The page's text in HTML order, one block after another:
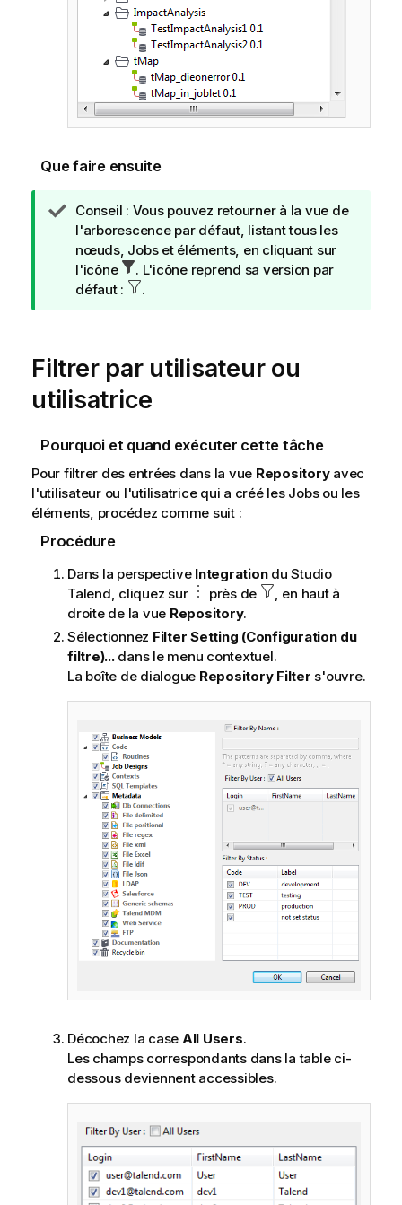
Que faire ensuite
N
o
t
e
I
r
a
i
o
n
s
Conseil : Vous pouvez retourner à la vue de
l'arborescence par défaut, listant tous les
nœuds, Jobs et éléments, en cliquant sur
l'icône
. L'icône reprend sa version par
défaut :
.
Filtrer par utilisateur ou
utilisatrice
Pourquoi et quand exécuter cette tâche
Pour filtrer des entrées dans la vue Repositoryavec
l'utilisateur ou l'utilisatrice qui a créé les Jobs ou les
éléments, procédez comme suit :
Procédure
Dans la perspective Integration duStudio
Talend, cliquez sur près de
, en haut à
droite de la vue Repository.
Sélectionnez Filter Setting (Configuration du
filtre)...dans le menu contextuel.
La boîte de dialogue Repository Filter s'ouvre.
Décochez la case All Users.
Les champs correspondants dans la table ci-
dessous deviennent accessibles.